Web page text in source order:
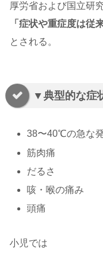
厚労省および国立研
「症状や重症度は従
とされる。
▼典型的な症
38〜40℃の急な
筋肉痛
だるさ
咳・喉の痛み
頭痛
小児では